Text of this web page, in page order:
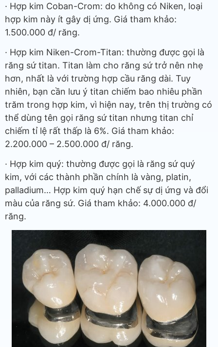
· Hợp kim Coban-Crom: do không có Niken, loại
hợp kim này ít gây dị ứng. Giá tham khảo:
1.500.000 đ/ răng.
· Hợp kim Niken-Crom-Titan: thường được gọi là
răng sứ titan. Titan làm cho răng sứ trở nên nhẹ
hơn, nhất là với trường hợp cầu răng dài. Tuy
nhiên, bạn cần lưu ý titan chiếm bao nhiêu phần
trăm trong hợp kim, vì hiện nay, trên thị trường có
thể dùng tên gọi răng sứ titan nhưng titan chỉ
chiếm tỉ lệ rất thấp là 6%. Giá tham khảo:
2.200.000 – 2.500.000 đ/ răng.
· Hợp kim quý: thường được gọi là răng sứ quý
kim, với các thành phần chính là vàng, platin,
palladium… Hợp kim quý hạn chế sự dị ứng và đổi
màu của răng sứ. Giá tham khảo: 4.000.000 đ/
răng.